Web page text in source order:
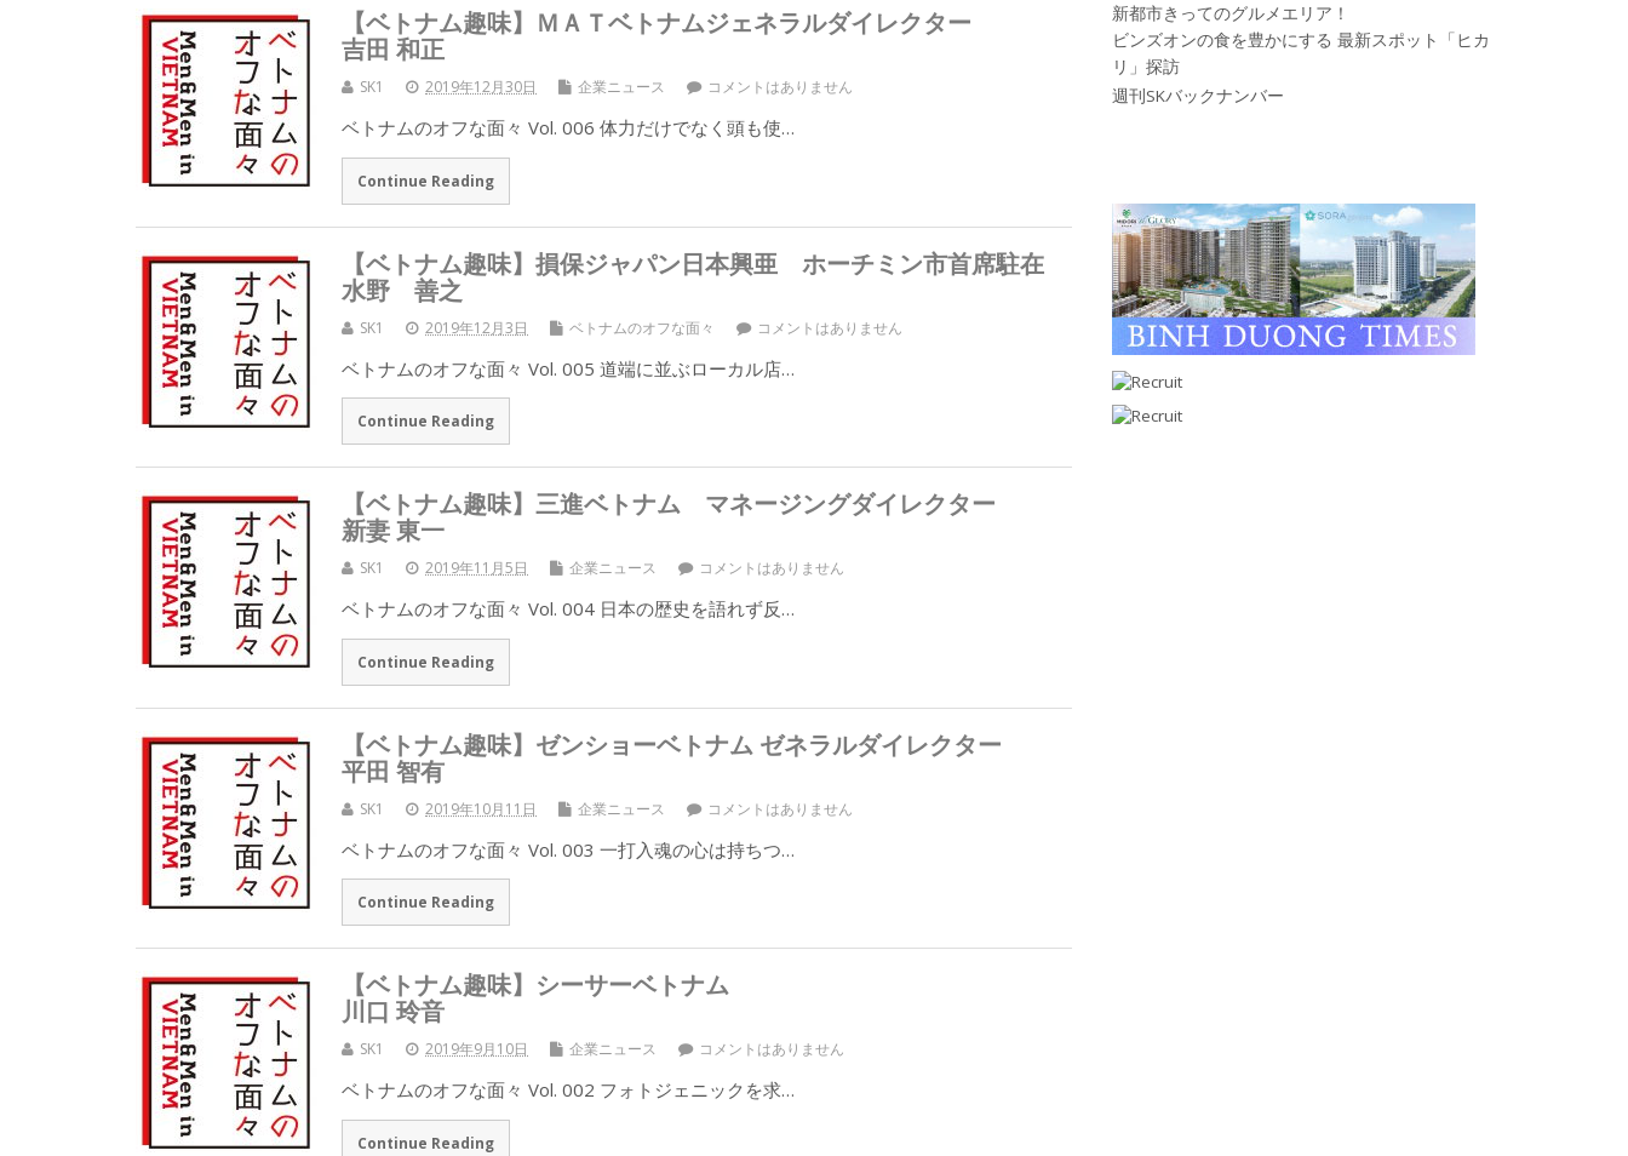
【ベトナム趣味】ＭＡＴベトナムジェネラルダイレクター
吉田 和正
SK1 2019年12月30日 企業ニュース コメントはありません
ベトナムのオフな面々 Vol. 006 体力だけでなく頭も使…
Continue Reading
【ベトナム趣味】損保ジャパン日本興亜 ホーチミン市首席駐在
水野 善之
SK1 2019年12月3日 ベトナムのオフな面々 コメントはありません
ベトナムのオフな面々 Vol. 005 道端に並ぶローカル店…
Continue Reading
【ベトナム趣味】三進ベトナム マネージングダイレクター
新妻 東一
SK1 2019年11月5日 企業ニュース コメントはありません
ベトナムのオフな面々 Vol. 004 日本の歴史を語れず反…
Continue Reading
【ベトナム趣味】ゼンショーベトナム ゼネラルダイレクター
平田 智有
SK1 2019年10月11日 企業ニュース コメントはありません
ベトナムのオフな面々 Vol. 003 一打入魂の心は持ちつ…
Continue Reading
【ベトナム趣味】シーサーベトナム
川口 玲音
SK1 2019年9月10日 企業ニュース コメントはありません
ベトナムのオフな面々 Vol. 002 フォトジェニックを求…
Continue Reading
新都市きってのグルメエリア！
ビンズオンの食を豊かにする 最新スポット「ヒカ
リ」探訪
週刊SKバックナンバー